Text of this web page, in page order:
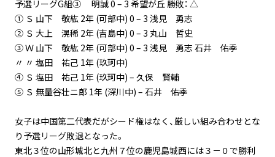
予選リーグG組③ 明誠 0 – 3 希望が丘 勝敗： △
① Ｓ 山下 敬紘 2年 (可部中) 0 – 3 浅見 勇志
② Ｓ 大上 滉稀 2年 (吉島中) 0 – 3 丸山 哲史
③ Ｗ 山下 敬紘 2年 (可部中) 0 – 3 浅見 勇志 石井 佑季
〃 〃 塩田 祐己 1年 (玖珂中)
④ Ｓ 塩田 祐己 1年 (玖珂中) – 久保 賢輔
⑤ Ｓ 無量谷壮ニ郎 1年 (深川中) – 石井 佑季
女子は中国第二代表だがシード権はなく、厳しい組み合わせとな
り予選リーグ敗退となった。
東北３位の山形城北と九州７位の鹿児島城西には３－０で勝利